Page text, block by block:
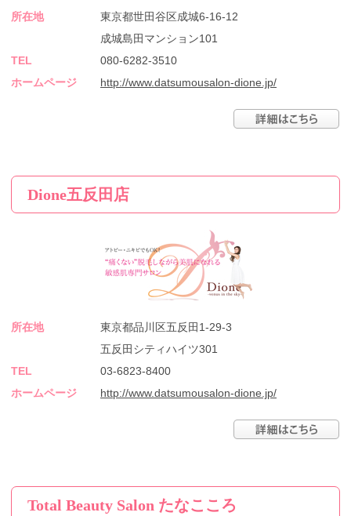
所在地
東京都世田谷区成城6-16-12
成城島田マンション101
TEL
080-6282-3510
ホームページ
http://www.datsumousalon-dione.jp/
Dione五反田店
所在地
東京都品川区五反田1-29-3
五反田シティハイツ301
TEL
03-6823-8400
ホームページ
http://www.datsumousalon-dione.jp/
Total Beauty Salon たなこころ